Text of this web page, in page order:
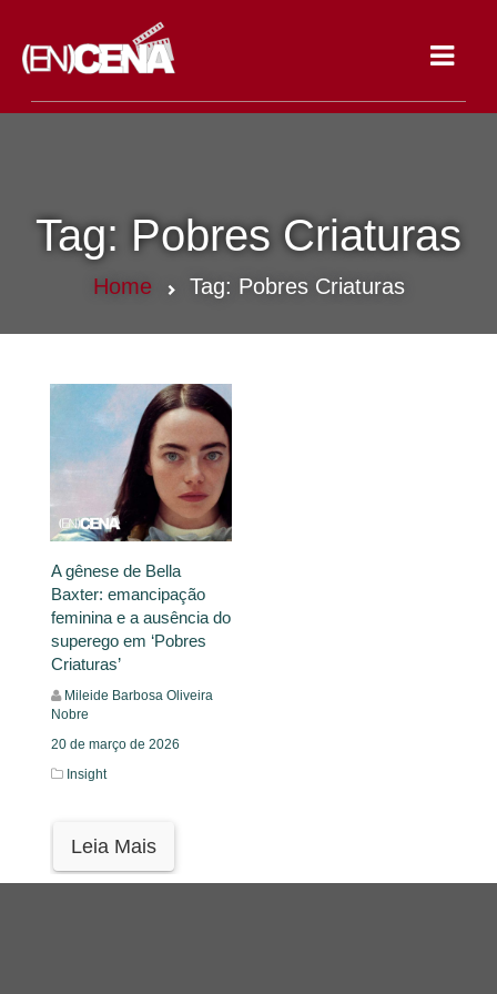
Tag: Pobres Criaturas
Home Tag: Pobres Criaturas
A gênese de Bella
Baxter: emancipação
feminina e a ausência do
superego em ‘Pobres
Criaturas’
Mileide Barbosa Oliveira
Nobre
20 de março de 2026
Insight
Leia Mais